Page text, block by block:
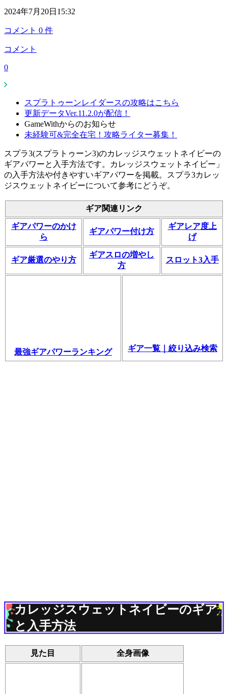
2024年7月20日15:32
コメント 0 件
コメント
0
スプラトゥーンレイダースの攻略はこちら
更新データVer.11.2.0が配信！
GameWithからのお知らせ
未経験可&完全在宅！攻略ライター募集！
スプラ3(スプラトゥーン3)のカレッジスウェットネイビーの
ギアパワーと入手方法です。カレッジスウェットネイビー」
の入手方法や付きやすいギアパワーを掲載。スプラ3カレッ
ジスウェットネイビーについて参考にどうぞ。
ギア関連リンク
ギアパワーのかけ
ら
ギアパワー付け方
ギアレア度上
げ
ギア厳選のやり方
ギアスロの増やし
方
スロット3入手
最強ギアパワーランキング ギア一覧｜絞り込み検索
カレッジスウェットネイビーのギア
と入手方法
見た目 全身画像